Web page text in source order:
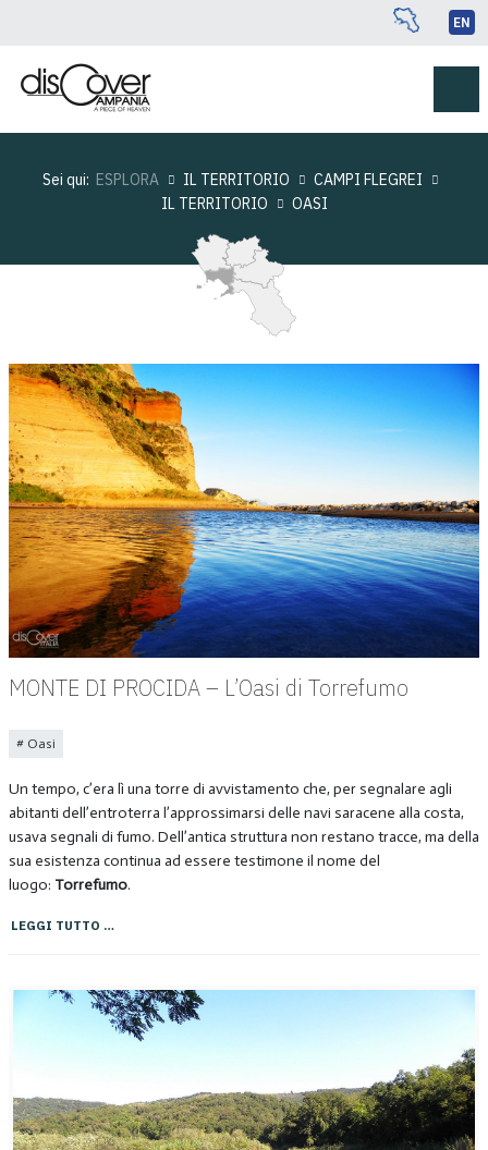
EN
Sei qui: ESPLORA IL TERRITORIO
CAMPI FLEGREI
IL TERRITORIO
OASI
MONTE DI PROCIDA – L’Oasi di Torrefumo
Oasi
Un tempo, c’era lì una torre di avvistamento che, per segnalare agli
abitanti dell’entroterra l’approssimarsi delle navi saracene alla costa,
usava segnali di fumo. Dell’antica struttura non restano tracce, ma della
sua esistenza continua ad essere testimone il nome del
luogo: Torrefumo.
LEGGI TUTTO …